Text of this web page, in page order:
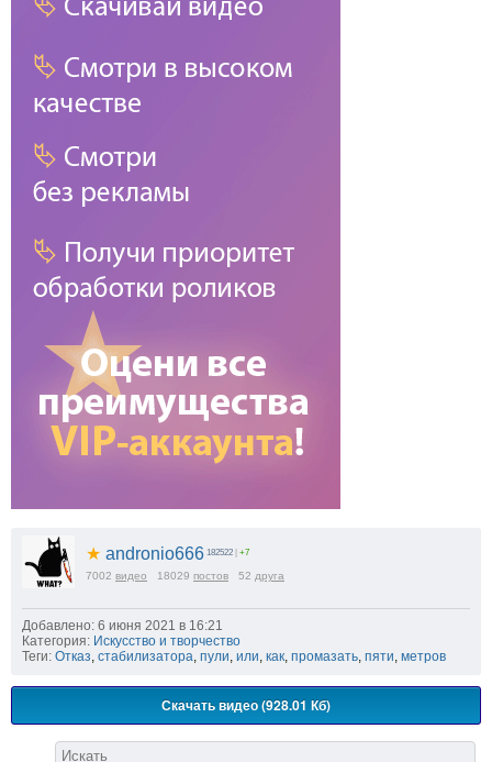
★ andronio666 182522 +7
7002 видео 18029 постов 52 друга
Добавлено: 6 июня 2021 в 16:21
Категория: Искусство и творчество
Теги: Отказ, стабилизатора, пули, или, как, промазать, пяти, метров
Скачать видео (928.01 Кб)